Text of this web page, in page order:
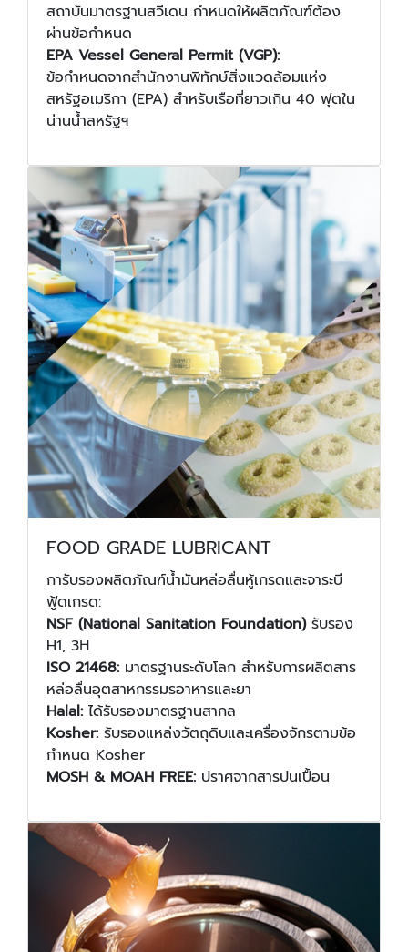
สถาบันมาตรฐานสวีเดน กำหนดให้ผลิตภัณฑ์ต้อง
ผ่านข้อกำหนด
EPA Vessel General Permit (VGP):
ข้อกำหนดจากสำนักงานพิทักษ์สิ่งแวดล้อมแห่ง
สหรัฐอเมริกา (EPA) สำหรับเรือที่ยาวเกิน 40 ฟุตใน
น่านน้ำสหรัฐฯ
FOOD GRADE LUBRICANT
การับรองผลิตภัณฑ์น้ำมันหล่อลื่นหู้เกรดและจาระบี
ฟู้ดเกรด:
NSF (National Sanitation Foundation)รับรอง
H1, 3Η
ISO 21468: มาตรฐานระดับโลก สำหรับการผลิตสาร
หล่อลื่นอุตสาหกรรมรอาหารและยา
Halal: ได้รับรองมาตรฐานสากล
Kosher: รับรองแหล่งวัตถุดิบและเครื่องจักรตามข้อ
กำหนด Kosher
MOSH & MOAH FREE: ปราศจากสารปนเปื้อน